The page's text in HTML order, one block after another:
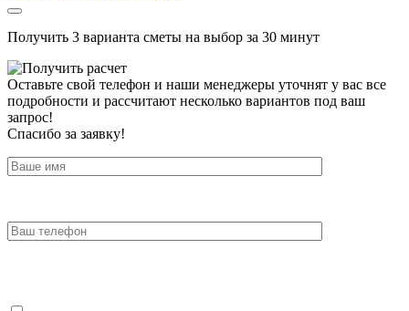
Получить 3 варианта сметы на выбор за 30 минут
Оставьте свой телефон и наши менеджеры уточнят у вас все
подробности и рассчитают несколько вариантов под ваш
запрос!
Спасибо за заявку!